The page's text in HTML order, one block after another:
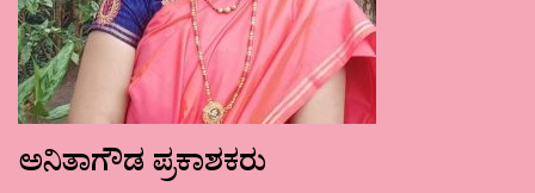
ಅನಿತಾಗೌಡ ಪ್ರಕಾಶಕರು